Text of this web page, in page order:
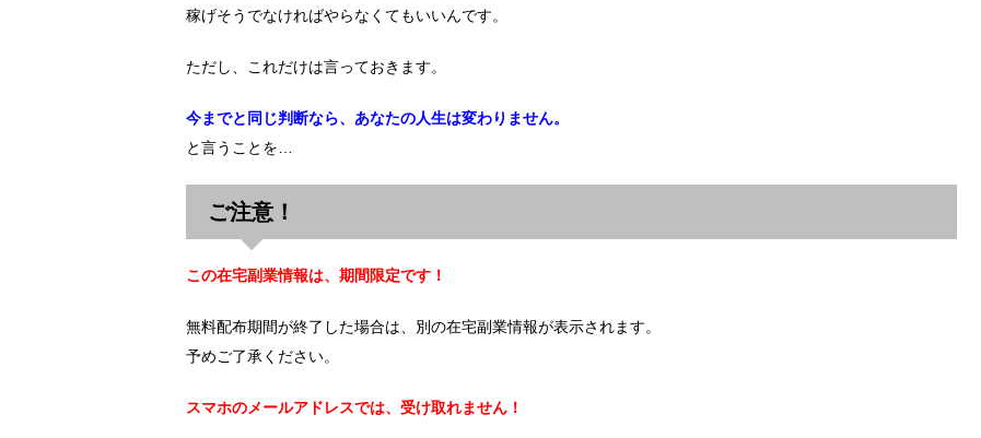
稼げそうでなければやらなくてもいいんです。
ただし、これだけは言っておきます。
今までと同じ判断なら、あなたの人生は変わりません。
と言うことを…
ご注意！
この在宅副業情報は、期間限定です！
無料配布期間が終了した場合は、別の在宅副業情報が表示されます。
予めご了承ください。
スマホのメールアドレスでは、受け取れません！